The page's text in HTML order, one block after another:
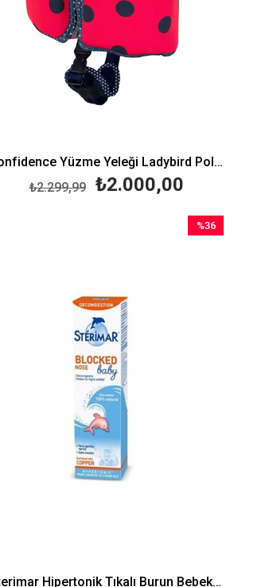
Konfidence Yüzme Yeleği Ladybird Polka Small 2-3 Yaş (15-19 Kg)
₺2.000,00
₺2.299,99
Sterimar Hipertonik Tıkalı Burun Bebek Spreyi 100 ml
%36